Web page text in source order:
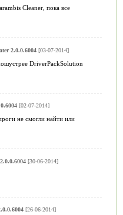
Cleaner, пока все
2.0.0.6004[03-07-2014]
DriverPackSolution
[02-07-2014]
не смогли найти или
[30-06-2014]
[26-06-2014]